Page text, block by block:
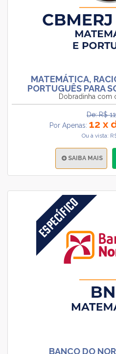
MATEMÁTICA,
PORTUGUÊS PARA
Dobradinha com
De: R$
Por Apenas: 12 x
Ou à vista:
SAIBA MAIS
BANCO DO